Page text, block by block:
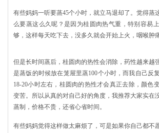
有些妈妈一听要蒸45个小时，就立马退却了。觉得蒸
么要蒸这么久呢？是因为桂圆肉热气重，特别容易
够，这样每天吃下去，没多久就会开始上火，咽喉肿
但是长时间蒸后，桂圆肉的热性会消除，药性越来越
是蒸饭的时候放在笼屉里蒸100个小时，而我自己反
18-20小时左右，桂圆肉的热性才会真正去除，颜色
变苦。所以从真的对自己好的角度，我推荐大家实在
蒸制，价格不贵，还省心省时间。
有些妈妈觉得这样做太麻烦了，可是如果你自己都不